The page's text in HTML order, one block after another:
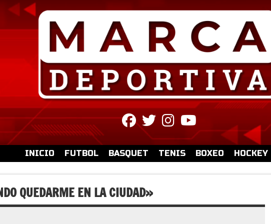
fab
fa-
facebook
fab
fa-
twitter
fab
fa-
instagram
fa-
youtube
INICIO FUTBOL BASQUET TENIS BOXEO HOCKEY
QUEDARME EN LA CIUDAD»